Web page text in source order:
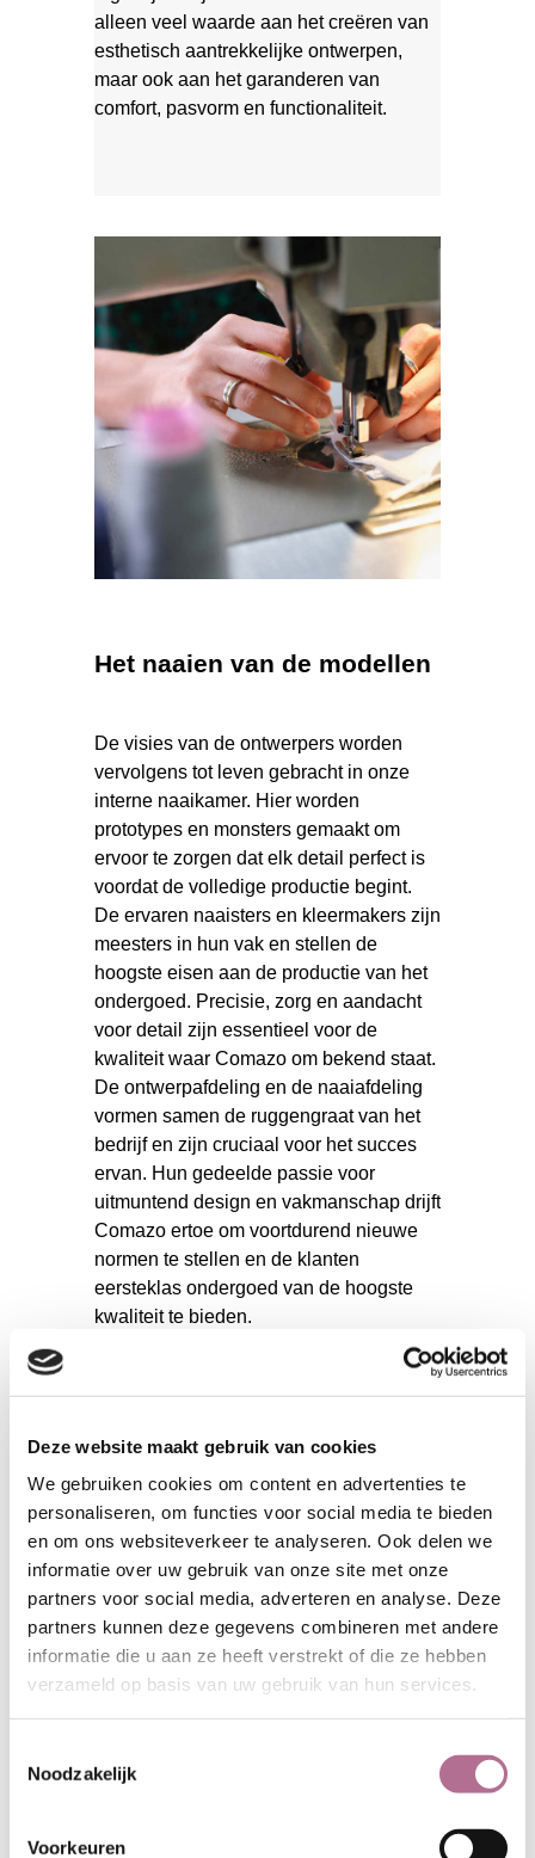
Deze website maakt gebruik van cookies
We gebruiken cookies om content en advertenties te
personaliseren, om functies voor social media te bieden
en om ons websiteverkeer te analyseren. Ook delen we
informatie over uw gebruik van onze site met onze
partners voor social media, adverteren en analyse. Deze
partners kunnen deze gegevens combineren met andere
informatie die u aan ze heeft verstrekt of die ze hebben
verzameld op basis van uw gebruik van hun services.
Noodzakelijk
Voorkeuren
alleen veel waarde aan het creëren van
esthetisch aantrekkelijke ontwerpen,
maar ook aan het garanderen van
comfort, pasvorm en functionaliteit.
Het naaien van de modellen
De visies van de ontwerpers worden
vervolgens tot leven gebracht in onze
interne naaikamer. Hier worden
prototypes en monsters gemaakt om
ervoor te zorgen dat elk detail perfect is
voordat de volledige productie begint.
De ervaren naaisters en kleermakers zijn
meesters in hun vak en stellen de
hoogste eisen aan de productie van het
ondergoed. Precisie, zorg en aandacht
voor detail zijn essentieel voor de
kwaliteit waar Comazo om bekend staat.
De ontwerpafdeling en de naaiafdeling
vormen samen de ruggengraat van het
bedrijf en zijn cruciaal voor het succes
ervan. Hun gedeelde passie voor
uitmuntend design en vakmanschap drijft
Comazo ertoe om voortdurend nieuwe
normen te stellen en de klanten
eersteklas ondergoed van de hoogste
kwaliteit te bieden.